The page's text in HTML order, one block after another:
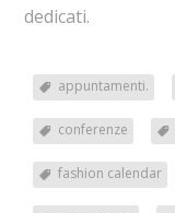
dedicati.
appuntamenti.
conferenze
fashion calendar